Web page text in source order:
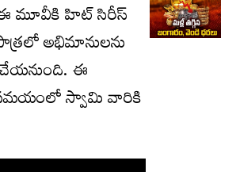
ఈ మూవీకి హిట్ సిరీస్‌
అభిమానులను
ఈ
సమయంలో స్వామి వారికి